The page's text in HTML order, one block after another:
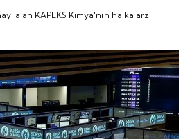
alan KAPEKS Kimya'nın halka arz